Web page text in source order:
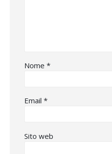
Nome *
Email *
Sito web